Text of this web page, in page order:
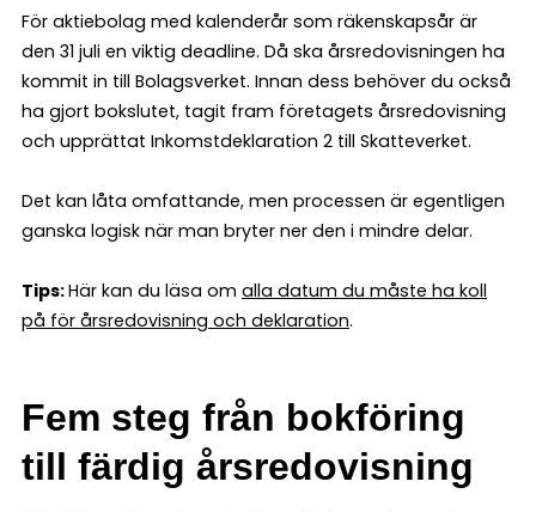
För aktiebolag med kalenderår som räkenskapsår är
den 31 juli en viktig deadline. Då ska årsredovisningen ha
kommit in till Bolagsverket. Innan dess behöver du också
ha gjort bokslutet, tagit fram företagets årsredovisning
och upprättat Inkomstdeklaration 2 till Skatteverket.
Det kan låta omfattande, men processen är egentligen
ganska logisk när man bryter ner den i mindre delar.
Tips:Här kan du läsa om alla datum du måste ha koll
på för årsredovisning och deklaration.
Fem steg från bokföring
till färdig årsredovisning